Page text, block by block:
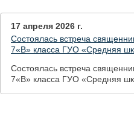
17 апреля 2026 г.
Состоялась встреча
7«В» класса ГУО «Средняя
Состоялась встреча
7«В» класса ГУО «Средняя